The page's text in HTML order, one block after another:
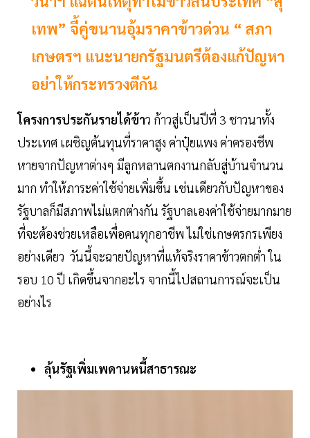
เทพ” จี้คู่ขนานอุ้มราคาข้าวด่วน “ สภา
เกษตรฯ แนะนายกรัฐมนตรีต้องแก้ปัญหา
อย่าให้กระทรวงตีกัน
โครงการประกันรายได้ข้าว ก้าวสู่เป็นปีที่ 3 ชาวนาทั้ง
ประเทศ เผชิญต้นทุนที่ราคาสูง ค่าปุ๋ยแพง ค่าครองชีพ
หายจากปัญหาต่างๆ มีลูกหลานตกงานกลับสู่บ้านจำนวน
มาก ทำให้ภาระค่าใช้จ่ายเพิ่มขึ้น เช่นเดียวกับปัญหาของ
รัฐบาลก็มีสภาพไม่แตกต่างกัน รัฐบาลเองค่าใช้จ่ายมากมาย
ที่จะต้องช่วยเหลือเพื่อคนทุกอาชีพ ไม่ใช่เกษตรกรเพียง
อย่างเดียว วันนี้จะฉายปัญหาที่แท้จริงราคาข้าวตกต่ำ ใน
รอบ 10 ปี เกิดขึ้นจากอะไร จากนี้ไปสถานการณ์จะเป็น
อย่างไร
ลุ้นรัฐเพิ่มเพดานหนี้สาธารณะ